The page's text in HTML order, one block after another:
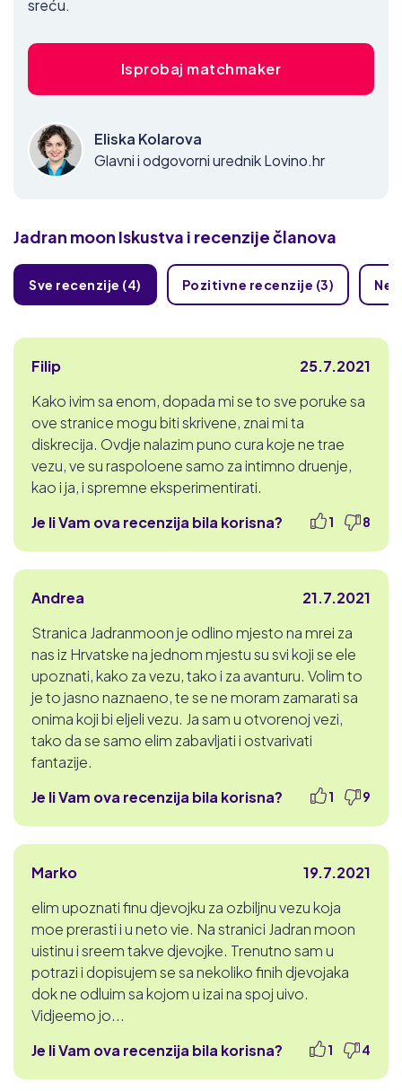
sreću.
Isprobaj matchmaker
Eliska Kolarova
Glavni i odgovorni urednik Lovino.hr
Jadran moon Iskustva i recenzije članova
Sve recenzije (4) Pozitivne recenzije (3)
Filip
25.7.2021
Kako ivim sa enom, dopada mi se to sve poruke sa
ove stranice mogu biti skrivene, znai mi ta
diskrecija. Ovdje nalazim puno cura koje ne trae
vezu, ve su raspoloene samo za intimno druenje,
kao i ja, i spremne eksperimentirati.
Je li Vam ova recenzija bila korisna?
1 8
Andrea
21.7.2021
Stranica Jadranmoon je odlino mjesto na mrei za
nas iz Hrvatske na jednom mjestu su svi koji se ele
upoznati, kako za vezu, tako i za avanturu. Volim to
je to jasno naznaeno, te se ne moram zamarati sa
onima koji bi eljeli vezu. Ja sam u otvorenoj vezi,
tako da se samo elim zabavljati i ostvarivati
fantazije.
Je li Vam ova recenzija bila korisna?
1 9
Marko
19.7.2021
elim upoznati finu djevojku za ozbiljnu vezu koja
moe prerasti i u neto vie. Na stranici Jadran moon
uistinu i sreem takve djevojke. Trenutno sam u
potrazi i dopisujem se sa nekoliko finih djevojaka
dok ne odluim sa kojom u izai na spoj uivo.
Vidjeemo jo...
Je li Vam ova recenzija bila korisna?
1 4